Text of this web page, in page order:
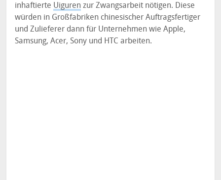
inhaftierte Uiguren zur Zwangsarbeit nötigen. Diese
würden in Großfabriken chinesischer Auftragsfertiger
und Zulieferer dann für Unternehmen wie Apple,
Samsung, Acer, Sony und HTC arbeiten.